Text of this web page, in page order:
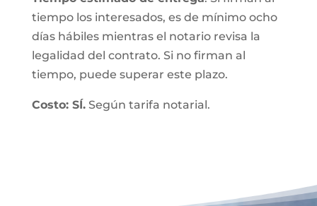
tiempo los interesados, es de mínimo ocho
días hábiles mientras el notario revisa la
legalidad del contrato. Si no firman al
tiempo, puede superar este plazo.
Costo: SÍ.Según tarifa notarial.